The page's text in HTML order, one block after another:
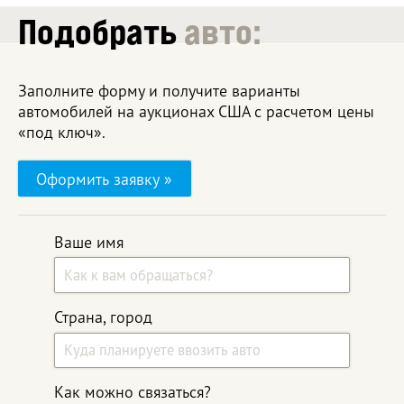
Подобратьавто:
Заполните форму и получите варианты
автомобилей на аукционах США с расчетом цены
«под ключ».
Ваше имя
Страна, город
Как можно связаться?
Оформить заявку »